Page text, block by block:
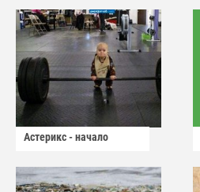
Астерикс - начало